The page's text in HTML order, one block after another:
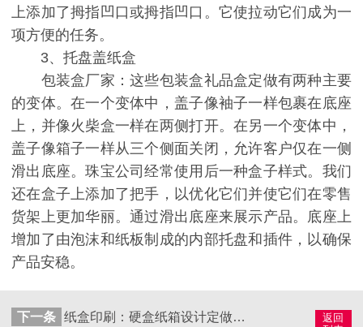
上添加了拇指凹口或拇指凹口。它使拉动它们成为一
项方便的任务。
3、托盘盖纸盒
包装盒厂家：这些包装盒礼品盒定做有两种主要
的变体。在一个变体中，盖子像袖子一样包裹在底座
上，并像火柴盒一样在两侧打开。在另一个变体中，
盖子像箱子一样从三个侧面关闭，允许客户仅在一侧
滑出底座。珠宝公司经常使用后一种盒子样式。我们
还在盒子上添加了把手，以优化它们并使它们在零售
货架上更加华丽。通过滑出底座来展示产品。底座上
增加了由泡沫和纸板制成的内部托盘和插件，以确保
产品安稳。
返回
下一条 纸盒印刷：硬盒纸箱设计定做技巧